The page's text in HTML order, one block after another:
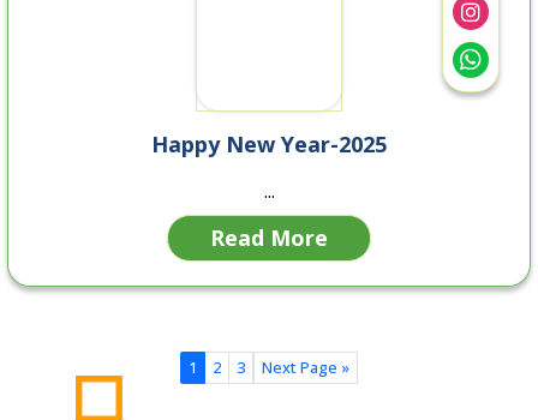
Happy New Year-2025
...
Read More
1 2 3 Next Page »